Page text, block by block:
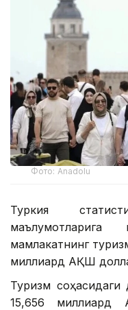
Фото: Anadolu
Туркия
мамлакатнинг
миллиард АҚШ
Туризм
15,656